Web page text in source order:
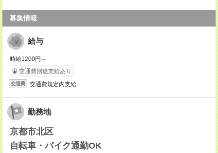
募集情報
給与
時給1200円～
交通費別途支給あり
交通費 交通費規定内支給
勤務地
京都市北区
自転車・バイク通勤OK